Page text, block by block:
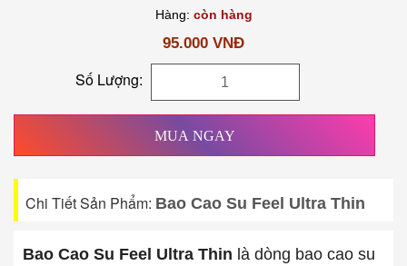
Hàng: còn hàng
95.000 VNĐ
Số Lượng:
MUA NGAY
Chi Tiết Sản Phẩm: Bao Cao Su Feel Ultra Thin
Bao Cao Su Feel Ultra Thin là dòng bao cao su